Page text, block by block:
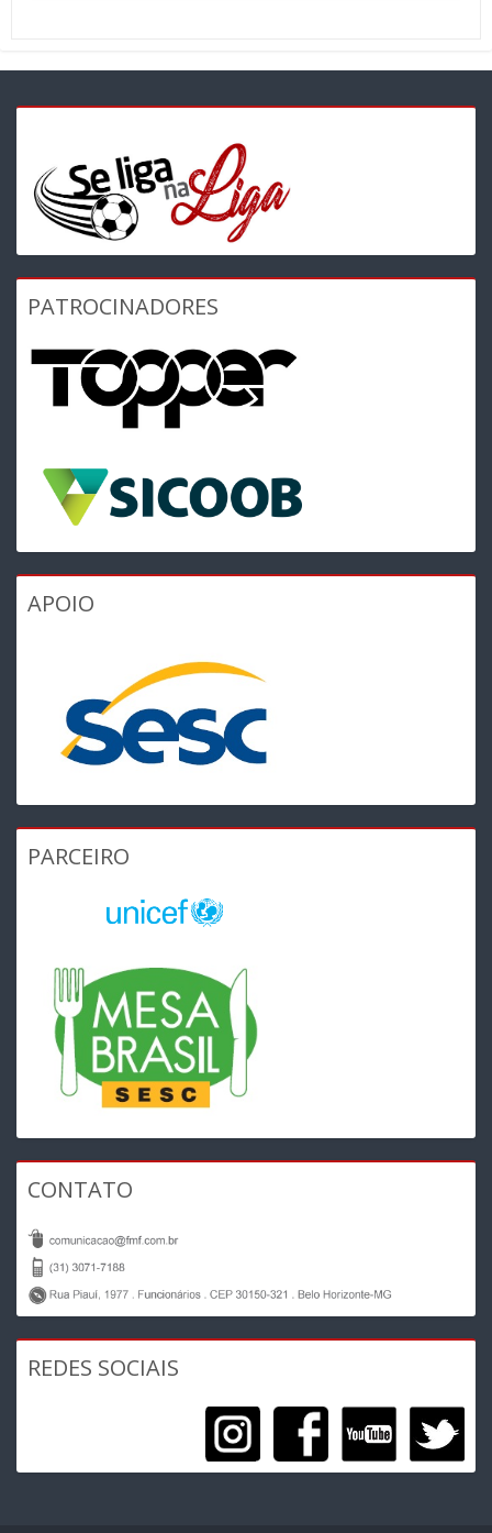
PATROCINADORES
APOIO
PARCEIRO
CONTATO
REDES SOCIAIS